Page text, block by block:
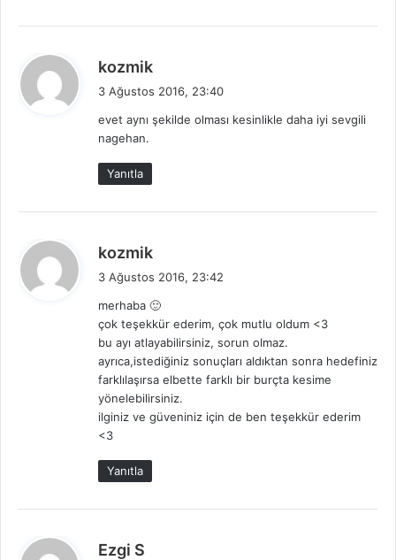
kozmik
i
3 Ağustos 2016, 23:40
evet aynı şekilde olması kesinlikle daha iyi sevgili
nagehan.
Yanıtla
kozmik
i
k
i
3 Ağustos 2016, 23:42
merhaba 🙂
çok teşekkür ederim, çok mutlu oldum <3
bu ayı atlayabilirsiniz, sorun olmaz.
ayrıca,istediğiniz sonuçları aldıktan sonra hedefiniz
farklılaşırsa elbette farklı bir burçta kesime
yönelebilirsiniz.
ilginiz ve güveniniz için de ben teşekkür ederim
<3
Yanıtla
Ezgi S